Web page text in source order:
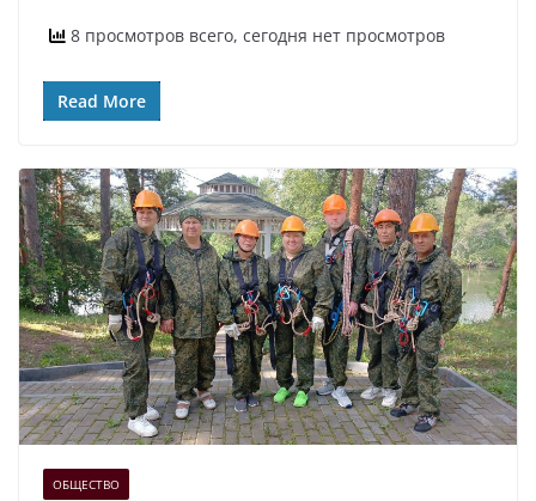
8 просмотров всего, сегодня нет просмотров
Read More
ОБЩЕСТВО